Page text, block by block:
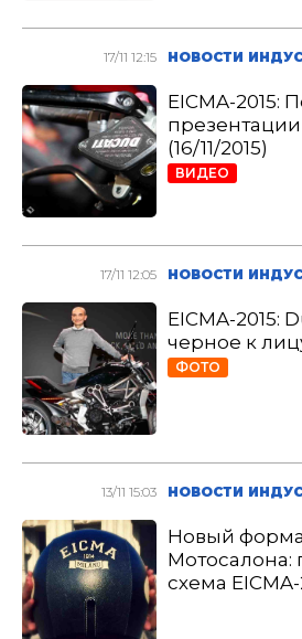
17/11 12:15 НОВОСТИ
EICMA-2015:
(16/11/2015)
ВИДЕО
17/11 12:05 НОВОСТИ
EICMA-2015:
черное к
ФОТО
13/11 15:03 НОВОСТИ
Новый
Мотосалона:
схема EICMA-